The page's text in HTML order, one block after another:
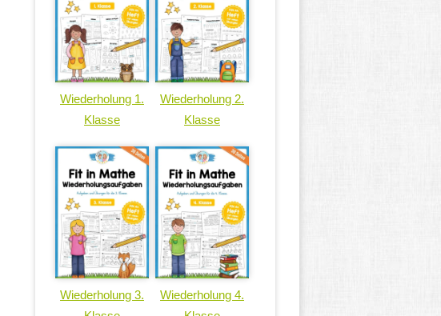
Wiederholung 1.
Klasse
Wiederholung 2.
Klasse
Wiederholung 3.
Wiederholung 4.